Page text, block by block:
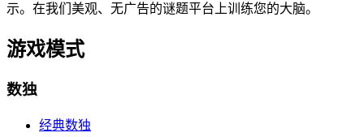
示。在我们美观、无广告的谜题平台上训练您的大脑。
游戏模式
数独
经典数独